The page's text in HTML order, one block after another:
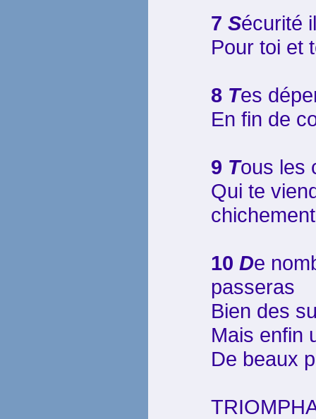
7 Sécurité
Pour toi et
8 Tes
En fin de
9 Tous les
Qui te
chichement
10 De
passeras
Bien des
Mais enfin
De beaux